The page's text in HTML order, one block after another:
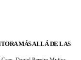
MÁS ALLÁ DE LAS